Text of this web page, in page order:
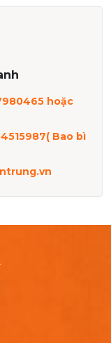
hoặc
Bao bì